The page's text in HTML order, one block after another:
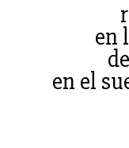
en
en el